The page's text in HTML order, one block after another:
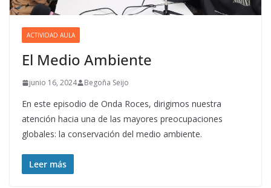
ACTIVIDAD AULA
El Medio Ambiente
junio 16, 2024 Begoña Seijo
En este episodio de Onda Roces, dirigimos nuestra
atención hacia una de las mayores preocupaciones
globales: la conservación del medio ambiente.
Leer más